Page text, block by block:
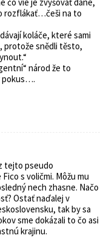
rozflákať…češi na to
koláče, které sami
protože snědli těsto,
národ že to
pokus….
tejto pseudo
s voličmi. Môžu mu
nech zhasne. Načo
Ostať naďalej v
tak by sa
sme dokázali to čo asi
krajinu.